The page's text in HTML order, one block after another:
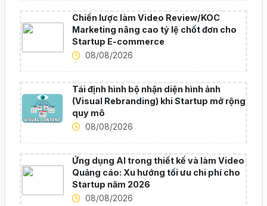
Chiến lược làm Video Review/KOC
Marketing nâng cao tỷ lệ chốt đơn cho
Startup E-commerce
08/08/2026
Tái định hình bộ nhận diện hình ảnh
(Visual Rebranding) khi Startup mở rộng
quy mô
08/08/2026
Ứng dụng AI trong thiết kế và làm Video
Quảng cáo: Xu hướng tối ưu chi phí cho
Startup năm 2026
08/08/2026